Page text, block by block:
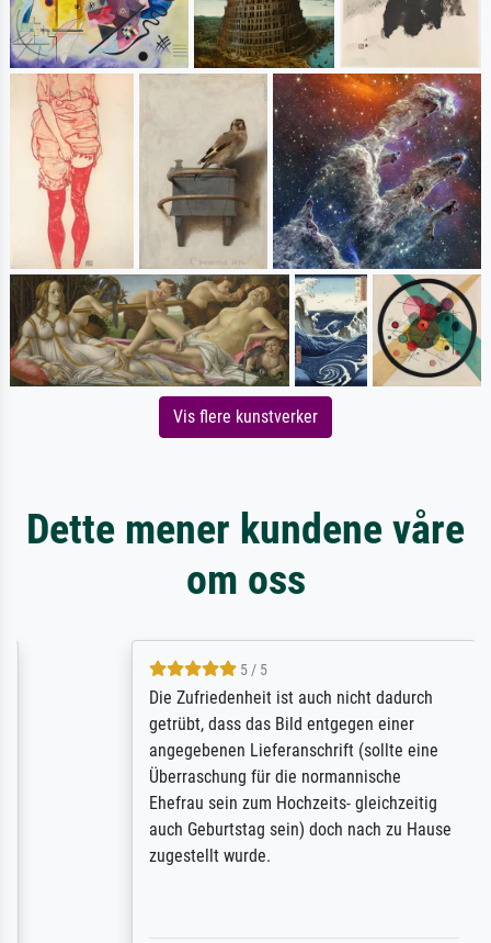
Vis flere kunstverker
Dette mener kundene våre
om oss
5 / 5
Die Zufriedenheit ist auch nicht dadurch
getrübt, dass das Bild entgegen einer
angegebenen Lieferanschrift (sollte eine
Überraschung für die normannische
Ehefrau sein zum Hochzeits- gleichzeitig
auch Geburtstag sein) doch nach zu Hause
zugestellt wurde.